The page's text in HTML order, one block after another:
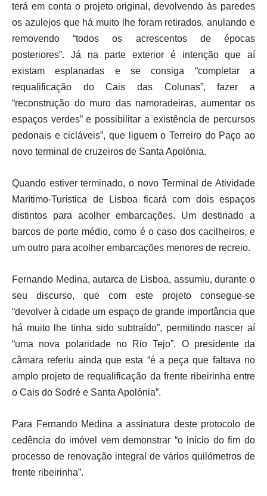
terá em conta o projeto original, devolvendo às paredes
os azulejos que há muito lhe foram retirados, anulando e
removendo “todos os acrescentos de épocas
posteriores”. Já na parte exterior é intenção que aí
existam esplanadas e se consiga “completar a
requalificação do Cais das Colunas”, fazer a
“reconstrução do muro das namoradeiras, aumentar os
espaços verdes” e possibilitar a existência de percursos
pedonais e cicláveis”, que liguem o Terreiro do Paço ao
novo terminal de cruzeiros de Santa Apolónia.
Quando estiver terminado, o novo Terminal de Atividade
Marítimo-Turística de Lisboa ficará com dois espaços
distintos para acolher embarcações. Um destinado a
barcos de porte médio, como é o caso dos cacilheiros, e
um outro para acolher embarcações menores de recreio.
Fernando Medina, autarca de Lisboa, assumiu, durante o
seu discurso, que com este projeto consegue-se
“devolver à cidade um espaço de grande importância que
há muito lhe tinha sido subtraído”, permitindo nascer aí
“uma nova polaridade no Rio Tejo”. O presidente da
câmara referiu ainda que esta “é a peça que faltava no
amplo projeto de requalificação da frente ribeirinha entre
o Cais do Sodré e Santa Apolónia”.
Para Fernando Medina a assinatura deste protocolo de
cedência do imóvel vem demonstrar “o início do fim do
processo de renovação integral de vários quilómetros de
frente ribeirinha”.